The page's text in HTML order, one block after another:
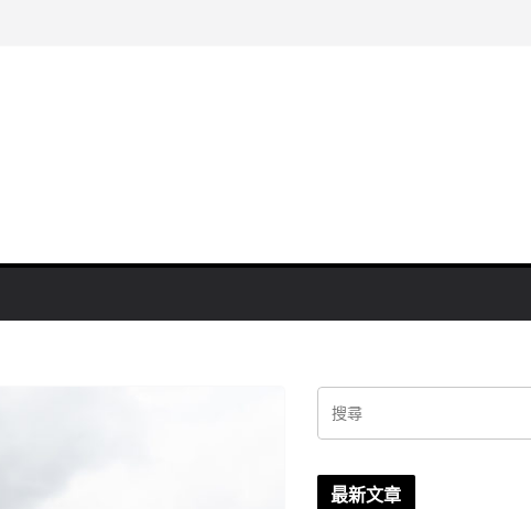
最新文章